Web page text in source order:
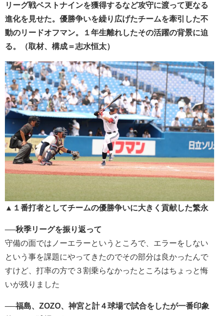
リーグ戦ベストナインを獲得するなど攻守に渡って更なる
進化を見せた。優勝争いを繰り広げたチームを牽引した不
動のリードオフマン。１年生離れしたその活躍の背景に迫
る。（取材、構成＝志水恒太）
▲１番打者としてチームの優勝争いに大きく貢献した繁永
──秋季リーグを振り返って
守備の面ではノーエラーというところで、エラーをしない
という事を課題にやってきたのでその部分は良かったんで
すけど、打率の方で３割乗らなかったところはちょっと悔
いが残りました
──福島、ZOZO、神宮と計４球場で試合をしたが一番印象